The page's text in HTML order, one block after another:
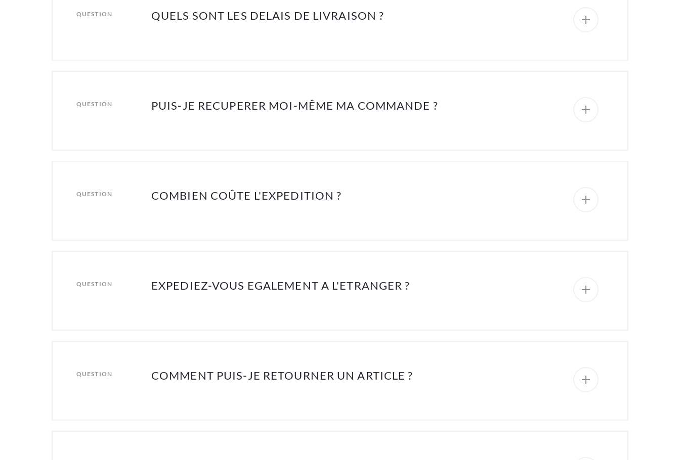
QUESTION QUELS SONT LES DELAIS DE LIVRAISON ?
QUESTION PUIS-JE RECUPERER MOI-MÊME MA COMMANDE ?
QUESTION COMBIEN COÛTE L'EXPEDITION ?
QUESTION EXPEDIEZ-VOUS EGALEMENT A L'ETRANGER ?
QUESTION COMMENT PUIS-JE RETOURNER UN ARTICLE ?